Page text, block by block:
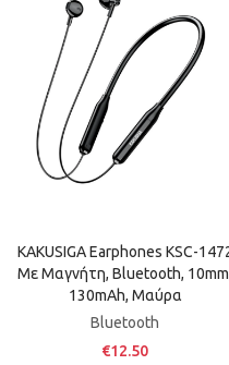
KAKUSIGA Earphones KSC-
Με Μαγνήτη, Bluetooth,
130mAh, Μαύρα
Bluetooth
€12.50